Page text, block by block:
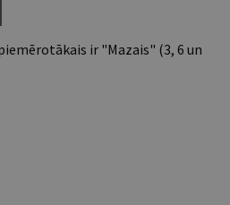
ir "Mazais" (3, 6 un